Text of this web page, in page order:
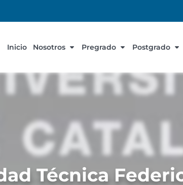
Inicio Nosotros Pregrado Postgrado
Técnica